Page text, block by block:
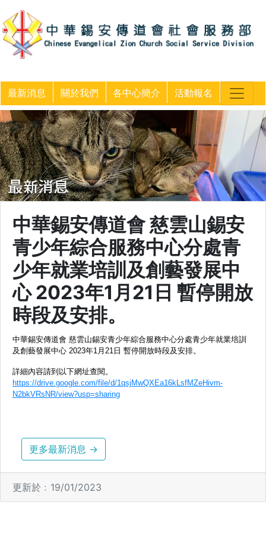
最新消息 關於我們 各中心簡介 活動報名
中華錫安傳道會 慈雲山錫安
青少年綜合服務中心分處青
少年就業培訓及創藝發展中
心 2023年1月21日 暫停開放
時段及安排。
中華錫安傳道會 慈雲山錫安青少年綜合服務中心分處青少年就業培訓
及創藝發展中心 2023年1月21日 暫停開放時段及安排。
詳細內容請到以下網址查閱。
https://drive.google.com/file/d/1qsjMwQXEa16kLsfMZeHivm-
N2bkVRsNR/view?usp=sharing
更多最新消息 →
更新於﹕19/01/2023